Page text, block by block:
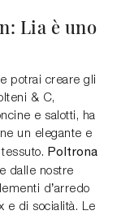
Lia è uno
potrai creare gli
& C,
e salotti, ha
un elegante e
Poltrona
dalle nostre
d’arredo
e di socialità. Le